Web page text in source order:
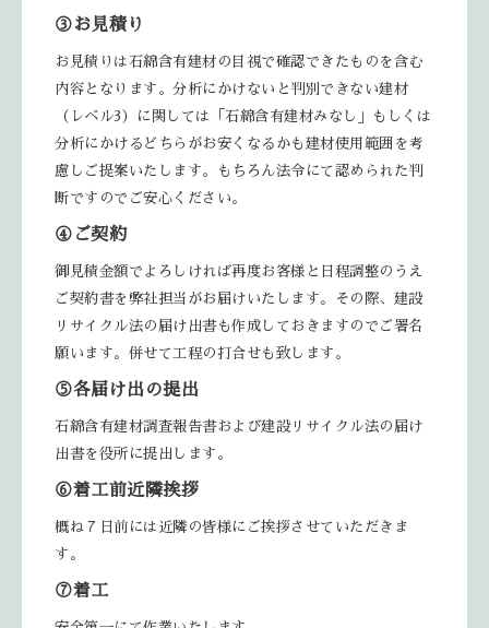
③お見積り
お見積りは石綿含有建材の目視で確認できたものを含む
内容となります。分析にかけないと判別できない建材
（レベル3）に関しては「石綿含有建材みなし」もしくは
分析にかけるどちらがお安くなるかも建材使用範囲を考
慮しご提案いたします。もちろん法令にて認められた判
断ですのでご安心ください。
④ご契約
御見積金額でよろしければ再度お客様と日程調整のうえ
ご契約書を弊社担当がお届けいたします。その際、建設
リサイクル法の届け出書も作成しておきますのでご署名
願います。併せて工程の打合せも致します。
⑤各届け出の提出
石綿含有建材調査報告書および建設リサイクル法の届け
出書を役所に提出します。
⑥着工前近隣挨拶
概ね７日前には近隣の皆様にご挨拶させていただきま
す。
⑦着工